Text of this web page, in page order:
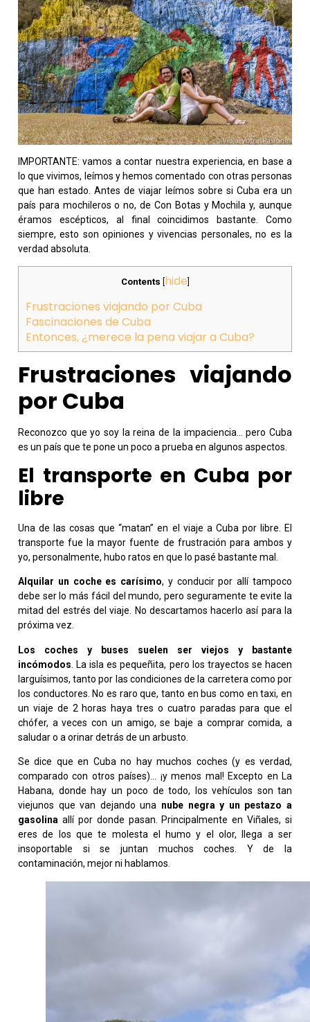
IMPORTANTE: vamos a contar nuestra experiencia, en base a
lo que vivimos, leímos y hemos comentado con otras personas
que han estado. Antes de viajar leímos sobre si Cuba era un
país para mochileros o no, de Con Botas y Mochila y, aunque
éramos escépticos, al final coincidimos bastante. Como
siempre, esto son opiniones y vivencias personales, no es la
verdad absoluta.
Contents hide
Frustraciones viajando por Cuba
Fascinaciones de Cuba
Entonces, ¿merece la pena viajar a Cuba?
Frustraciones viajando
por Cuba
Reconozco que yo soy la reina de la impaciencia… pero Cuba
es un país que te pone un poco a prueba en algunos aspectos.
El transporte en Cuba por
libre
Una de las cosas que “matan” en el viaje a Cuba por libre. El
transporte fue la mayor fuente de frustración para ambos y
yo, personalmente, hubo ratos en que lo pasé bastante mal.
Alquilar un coche es carísimo, y conducir por allí tampoco
debe ser lo más fácil del mundo, pero seguramente te evite la
mitad del estrés del viaje. No descartamos hacerlo así para la
próxima vez.
Los coches y buses suelen ser viejos y bastante
incómodos . La isla es pequeñita, pero los trayectos se hacen
larguísimos, tanto por las condiciones de la carretera como por
los conductores. No es raro que, tanto en bus como en taxi, en
un viaje de 2 horas haya tres o cuatro paradas para que el
chófer, a veces con un amigo, se baje a comprar comida, a
saludar o a orinar detrás de un arbusto.
Se dice que en Cuba no hay muchos coches (y es verdad,
comparado con otros países)… ¡y menos mal! Excepto en La
Habana, donde hay un poco de todo, los vehículos son tan
viejunos que van dejando una nube negra y un pestazo a
gasolina allí por donde pasan. Principalmente en Viñales, si
eres de los que te molesta el humo y el olor, llega a ser
insoportable si se juntan muchos coches. Y de la
contaminación, mejor ni hablamos.